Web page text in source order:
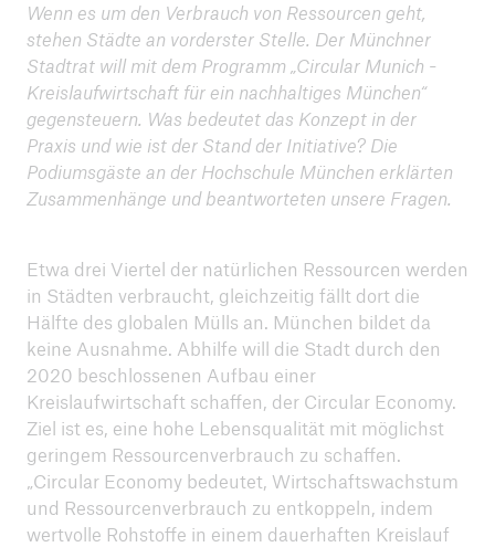
Wenn es um den Verbrauch von Ressourcen geht,
stehen Städte an vorderster Stelle. Der Münchner
Stadtrat will mit dem Programm „Circular Munich -
Kreislaufwirtschaft für ein nachhaltiges München“
gegensteuern. Was bedeutet das Konzept in der
Praxis und wie ist der Stand der Initiative? Die
Podiumsgäste an der Hochschule München erklärten
Zusammenhänge und beantworteten unsere Fragen.
Etwa drei Viertel der natürlichen Ressourcen werden
in Städten verbraucht, gleichzeitig fällt dort die
Hälfte des globalen Mülls an. München bildet da
keine Ausnahme. Abhilfe will die Stadt durch den
2020 beschlossenen Aufbau einer
Kreislaufwirtschaft schaffen, der Circular Economy.
Ziel ist es, eine hohe Lebensqualität mit möglichst
geringem Ressourcenverbrauch zu schaffen.
„Circular Economy bedeutet, Wirtschaftswachstum
und Ressourcenverbrauch zu entkoppeln, indem
wertvolle Rohstoffe in einem dauerhaften Kreislauf
ICII 2025
Zusammenfassung
ICII 2024
Zusammenfassung